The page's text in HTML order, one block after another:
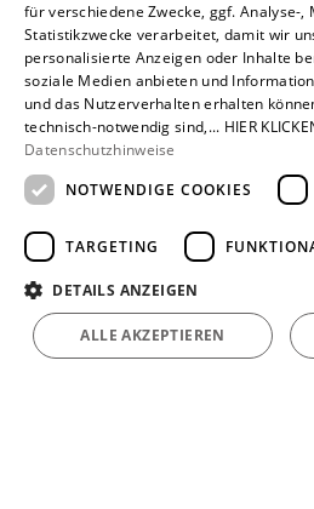
Voraussetzungen: Das
durch einen regelmäßigen
im Praktikumsbetrieb und dem
der Regel musst du einen
schreiben.
Freiwilliges
Dauer:1–4 Wochen
Voraussetzungen:Da das
für verschiedene Zwecke, ggf. Analyse-,
Statistikzwecke verarbeitet, damit wir
personalisierte Anzeigen oder Inhalte
soziale Medien anbieten und
und das Nutzerverhalten erhalten
technisch-notwendig sind,... HIER
Datenschutzhinweise
NOTWENDIGE COOKIES
TARGETING
DETAILS ANZEIGEN
ALLE AKZEPTIEREN